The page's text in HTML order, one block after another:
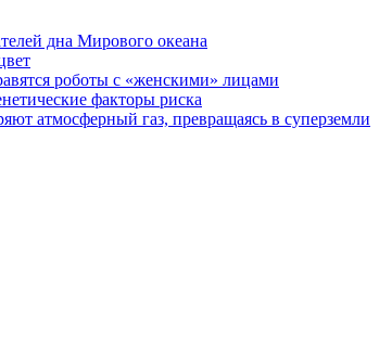
дна Мирового океана
роботы с «женскими» лицами
факторы риска
атмосферный газ, превращаясь в суперземли